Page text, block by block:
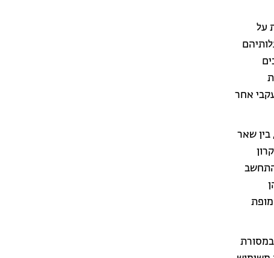
על
אחר
בין שאר
מופת